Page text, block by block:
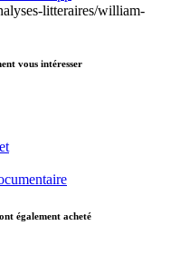
litteraires/william-
vous intéresser
également acheté